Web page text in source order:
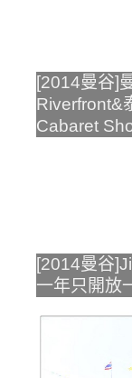
[2014曼谷]
Riverfront&
Cabaret
[2014曼谷
一年只開放